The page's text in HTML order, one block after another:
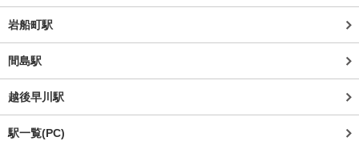
岩船町駅
間島駅
越後早川駅
駅一覧(PC)